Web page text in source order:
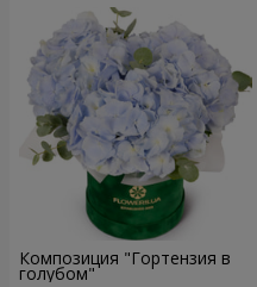
Композиция "Гортензия в
голубом"